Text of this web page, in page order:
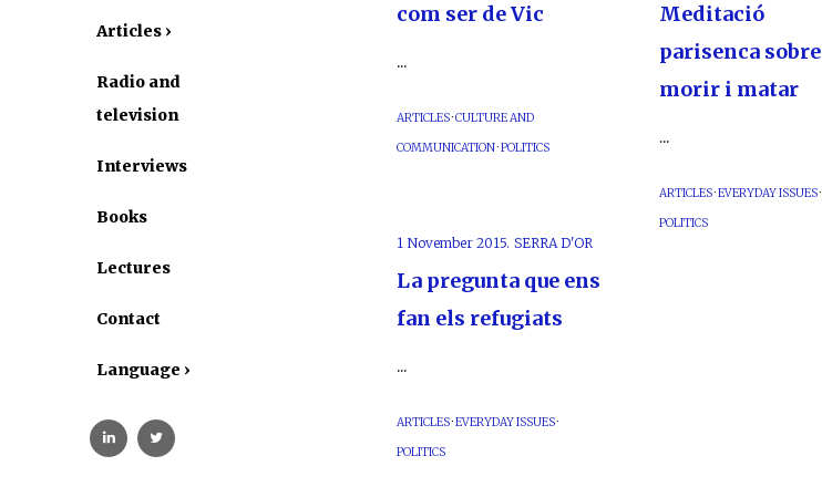
Articles ›
Radio and
television
Interviews
Books
Lectures
Contact
Language ›
com ser de Vic
...
ARTICLES·CULTURE AND
COMMUNICATION·POLITICS
Meditació
parisenca sobre
morir i matar
...
ARTICLES·EVERYDAY ISSUES·
POLITICS
1 November 2015. SERRA D'OR
La pregunta que ens
fan els refugiats
...
ARTICLES·EVERYDAY ISSUES·
POLITICS